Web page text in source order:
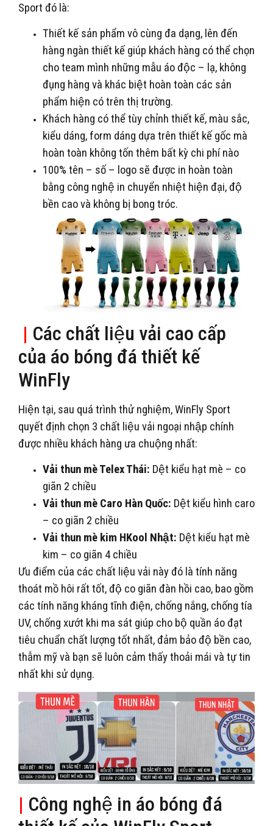
Sport đó là:
Thiết kế sản phẩm vô cùng đa dạng, lên đến
hàng ngàn thiết kế giúp khách hàng có thể chọn
cho team mình những mẫu áo độc – lạ, không
đụng hàng và khác biệt hoàn toàn các sản
phẩm hiện có trên thị trường.
Khách hàng có thể tùy chỉnh thiết kế, màu sắc,
kiểu dáng, form dáng dựa trên thiết kế gốc mà
hoàn toàn không tốn thêm bất kỳ chi phí nào
100% tên – số – logo sẽ được in hoàn toàn
bằng công nghệ in chuyển nhiệt hiện đại, độ
bền cao và không bị bong tróc.
| Các chất liệu vải cao cấp
của áo bóng đá thiết kế
WinFly
Hiện tại, sau quá trình thử nghiệm, WinFly Sport
quyết định chọn 3 chất liệu vải ngoại nhập chính
được nhiều khách hàng ưa chuộng nhất:
Vải thun mè Telex Thái: Dệt kiểu hạt mè – co
giãn 2 chiều
Vải thun mè Caro Hàn Quốc: Dệt kiểu hình caro
– co giãn 2 chiều
Vải thun mè kim HKool Nhật: Dệt kiểu hạt mè
kim – co giãn 4 chiều
Ưu điểm của các chất liệu vải này đó là tính năng
thoát mồ hôi rất tốt, độ co giãn đàn hồi cao, bao gồm
các tính năng kháng tĩnh điện, chống nắng, chống tía
UV, chống xướt khi ma sát giúp cho bộ quần áo đạt
tiêu chuẩn chất lượng tốt nhất, đảm bảo độ bền cao,
thẫm mỹ và bạn sẽ luôn cảm thấy thoải mái và tự tin
nhất khi sử dụng.
| Công nghệ in áo bóng đá